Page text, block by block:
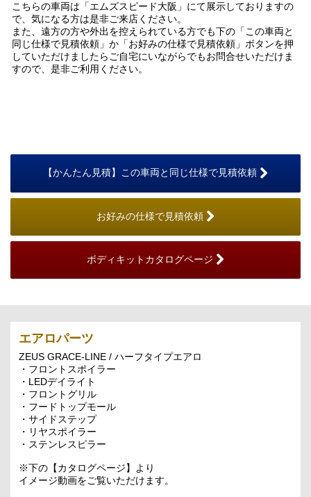
こちらの車両は「エムズスピード大阪」にて展示しておりますの
で、気になる方は是非ご来店ください。
また、遠方の方や外出を控えられている方でも下の「この車両と
同じ仕様で見積依頼」か「お好みの仕様で見積依頼」ボタンを押
していただけましたらご自宅にいながらでもお問合せいただけま
すので、是非ご利用ください。
【かんたん見積】この車両と同じ仕様で見積依頼
お好みの仕様で見積依頼
ボディキットカタログページ
エアロパーツ
ZEUS GRACE-LINE / ハーフタイプエアロ
・フロントスポイラー
・LEDデイライト
・フロントグリル
・フードトップモール
・サイドステップ
・リヤスポイラー
・ステンレスピラー
※下の【カタログページ】より
イメージ動画をご覧いただけます。